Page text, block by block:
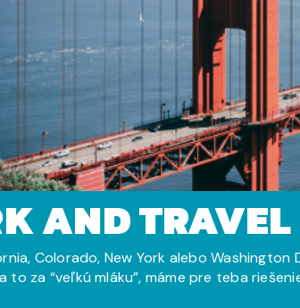
AND
Colorado, New York alebo
to za “veľkú mláku”, máme pre teba